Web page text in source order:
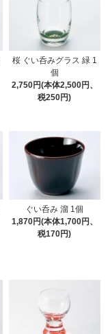
桜 ぐい呑みグラス 緑 1
個
2,750円(本体2,500円、
税250円)
ぐい呑み 溜 1個
1,870円(本体1,700円、
税170円)